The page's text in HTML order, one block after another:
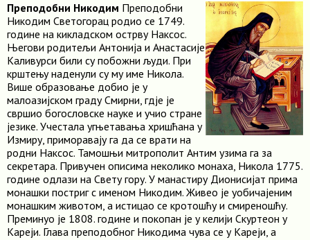
Преподобни Никодим Преподобни
Никодим Светогорац родио се 1749.
године на кикладском острву Наксос.
Његови родитељи Антонија и Анастасије
Каливурси били су побожни људи. При
крштењу наденули су му име Никола.
Више образовање добио је у
малоазијском граду Смирни, гдје је
свршио богословске науке и учио стране
језике. Учестала угњетавања хришћана у
Измиру, приморавају га да се врати на
родни Наксос. Тамошњи митрополит Антим узима га за
секретара. Привучен описима неколико монаха, Никола 1775.
године одлази на Свету гору. У манастиру Дионисијат прима
монашки постриг с именом Никодим. Живео је уобичајеним
монашким животом, а истицао се кротошћу и смиреношћу.
Преминуо је 1808. године и покопан је у келији Скуртеон у
Кареји. Глава преподобног Никодима чува се у Кареји, а